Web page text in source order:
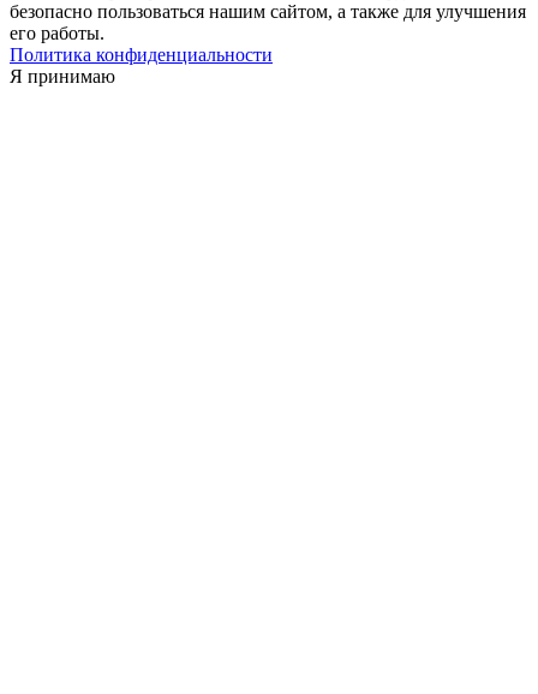
безопасно пользоваться нашим сайтом, а также для улучшения
его работы.
Политика конфиденциальности
Я принимаю